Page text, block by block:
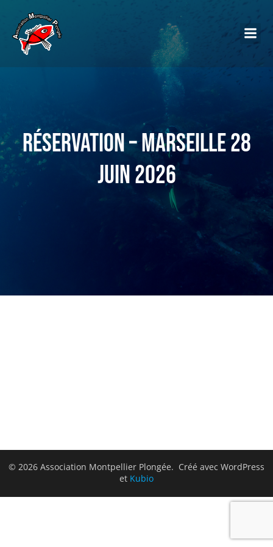
Réservation – Marseille 28
juin 2026
© 2026 Association Montpellier Plongée. Créé avec WordPress
et Kubio